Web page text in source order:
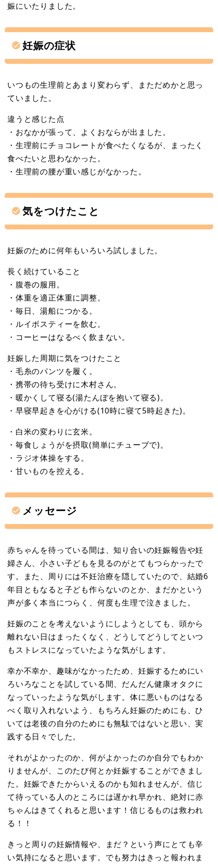
娠にいたりました。
妊娠の症状
いつもの生理前とあまり変わらず、まただめかと思っ
ていました。
違うと感じた点
・おなかが張って、よくおならが出ました。
・生理前にチョコレートが食べたくなるが、まったく
食べたいと思わなかった。
・生理前の腰が重い感じがなかった。
気をつけたこと
妊娠のために何年もいろいろ試しました。
長く続けていること
・腹巻の服用。
・体重を適正体重に調整。
・毎日、湯船につかる。
・ルイボスティーを飲む。
・コーヒーはなるべく飲まない。
妊娠した周期に気をつけたこと
・毛糸のパンツを履く。
・携帯の待ち受けに木村さん。
・暖かくして寝る(湯たんぽを抱いて寝る)。
・早寝早起きを心がける(10時に寝て5時起きた)。
・白米の変わりに玄米。
・毎食しょうがを摂取(簡単にチューブで)。
・ラジオ体操をする。
・甘いものを控える。
メッセージ
赤ちゃんを待っている間は、知り合いの妊娠報告や妊
婦さん、小さい子どもを見るのがとてもつらかったで
す。また、周りには不妊治療を隠していたので、結婚6
年目ともなると子ども作らないのとか、まだかという
声が多く本当につらく、何度も生理で泣きました。
妊娠のことを考えないようにしようとしても、頭から
離れない日はまったくなく、どうしてどうしてといつ
もストレスになっていたような気がします。
幸か不幸か、趣味がなかったため、妊娠するためにい
ろいろなことを試している間、だんだん健康オタクに
なっていったような気がします。体に悪いものはなる
べく取り入れないよう、もちろん妊娠のためにも、ひ
いては老後の自分のためにも無駄ではないと思い、実
践する日々でした。
それがよかったのか、何がよかったのか自分でもわか
りませんが、このたび何とか妊娠することができまし
た。妊娠できたからいえるのかも知れませんが、信じ
て待っている人のところには遅かれ早かれ、絶対に赤
ちゃんはきてくれると思います！信じるものは救われ
る！！
きっと周りの妊娠情報や、まだ？という声にとても辛
い気持になると思います。でも努力はきっと報われま